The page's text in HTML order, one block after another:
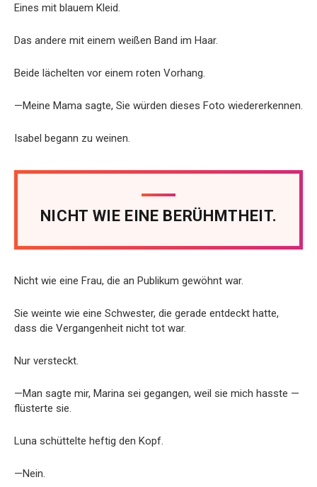
Eines mit blauem Kleid.
Das andere mit einem weißen Band im Haar.
Beide lächelten vor einem roten Vorhang.
—Meine Mama sagte, Sie würden dieses Foto wiedererkennen.
Isabel begann zu weinen.
NICHT WIE EINE BERÜHMTHEIT.
Nicht wie eine Frau, die an Publikum gewöhnt war.
Sie weinte wie eine Schwester, die gerade entdeckt hatte,
dass die Vergangenheit nicht tot war.
Nur versteckt.
—Man sagte mir, Marina sei gegangen, weil sie mich hasste —
flüsterte sie.
Luna schüttelte heftig den Kopf.
—Nein.